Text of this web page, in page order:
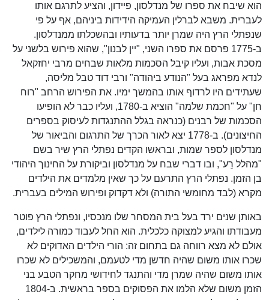
הוא שיבח את ספרו של מנדלסון, פיידון, והציע לתרגם אותו
לעברית. משבא לברלין העמיקה הידידות ביניהם, אף על פי
שנפתלי הרץ היה שמרן יותר בדעותיו ובהשכלתו ממנדלסון.
ב-1775 פרסם את ספרו השני, "יין לבנון", שהוא פירוש בלשני על
מסכת אבות, ועליו קיבל הסכמות מלאות שבחים מרבי יחזקאל
לנדא מפראג בעל "הנודע ביהודה" ורבי דוד טבל מליסה,
שעתידים היו לרדוף אותו בהמשך ימיו. את הפירוש הרחב "רוח
חן" על "חכמת שלמה" הוציא ב-1780, ועליו כבר לא הופיעו
הסכמות של רבנים (כנראה בגלל ההתנגדות לעיסוק בספרים
החיצונים). ב-1778 יצא לאור הכרך של התרגום והביאור של
מנדלסון לספר שמות, ובראשו הקדים נפתלי הרץ שיר בשם
"מהלל רֵע", ובו דברי שבח על מנדלסון וביקורת על החינוך היהודי
בן הזמן. נפתלי הרץ התרעם על כך שאין מלמדים את הילדים
מקרא (לבד מחומשי התורה) ולא דקדוק ופירוש המילים בעברית.
באותן שנים ירד בעל בית המסחר שלו מנכסיו, ונפתלי הרץ פוטר
מעבודתו והגיע למצוקה כלכלית. הוא החל לעבוד כמורה לילדים,
אולם לא מצא רווחה גם בתחום זה: הורי הילדים האדוקים לא
שכרו אותו משום שהיה חדשן מדי לטעמם, והמשכילים לא שכרו
אותו משום שהיה שמרן מדי והתנגד לחידושי מחקר הטבע בני
הזמן משום שלא הלמו את הפסוקים בספר בראשית. ב-1804